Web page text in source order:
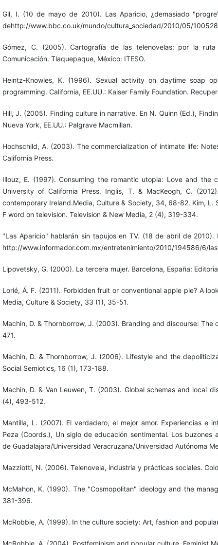
Gil, I. (10 de mayo de 2010). Las Aparicio, ¿demasiado
dehttp://www.bbc.co.uk/mundo/cultura_sociedad/2010/05/
Gómez, C. (2005). Cartografía de las telenovelas: por la
Comunicación. Tlaquepaque, México: ITESO.
Heintz-Knowles, K. (1996). Sexual activity on daytime soap
programming. California, EE.UU.: Kaiser Family Foundation.
Hill, J. (2005). Finding culture in narrative. En N. Quinn (Ed.),
Nueva York, EE.UU.: Palgrave Macmillan.
Hochschild, A. (2003). The commercialization of intimate life:
California Press.
Illouz, E. (1997). Consuming the romantic utopia: Love and the
University of California Press. Inglis, T. & MacKeogh, C.
contemporary Ireland.Media, Culture & Society, 34, 68-82. Kim,
F word on television. Television & New Media, 2 (4), 319-334.
"Las Aparicio" hablarán sin tapujos en TV. (18 de abril de
http://www.informador.com.mx/entretenimiento/2010/194586/6/
Lipovetsky, G. (2000). La tercera mujer. Barcelona, España:
Lorié, Á. F. (2011). Forbidden fruit or conventional apple pie? A
Media, Culture & Society, 33 (1), 35-51.
Machin, D. & Thornborrow, J. (2003). Branding and discourse:
471.
Machin, D. & Thornborrow, J. (2006). Lifestyle and the
Social Semiotics, 16 (1), 173-188.
Machin, D. & Van Leuwen, T. (2003). Global schemas and local
(4), 493-512.
Mantilla, L. (2007). El verdadero, el mejor amor. Experiencias e
Peza (Coords.), Un siglo de educación sentimental. Los buzones
de Guadalajara/Universidad Veracruzana/Universidad Autónoma
Mazziotti, N. (2006). Telenovela, industria y prácticas sociales.
McMahon, K. (1990). The "Cosmopolitan" ideology and the
381-396.
McRobbie, A. (1999). In the culture society: Art, fashion and
McRobbie, A. (2004). Postfeminism and popular culture. Feminist